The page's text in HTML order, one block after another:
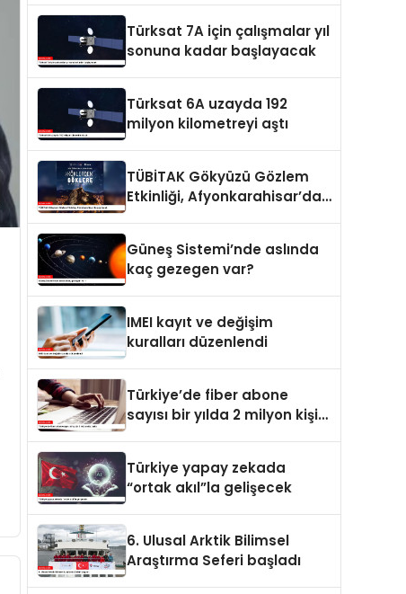
Türksat 7A için çalışmalar yıl
sonuna kadar başlayacak
Türksat 6A uzayda 192
milyon kilometreyi aştı
TÜBİTAK Gökyüzü Gözlem
Etkinliği, Afyonkarahisar’da
Güneş Sistemi’nde aslında
kaç gezegen var?
IMEI kayıt ve değişim
kuralları düzenlendi
Türkiye’de fiber abone
sayısı bir yılda 2 milyon kişi
Türkiye yapay zekada
“ortak akıl”la gelişecek
6. Ulusal Arktik Bilimsel
Araştırma Seferi başladı